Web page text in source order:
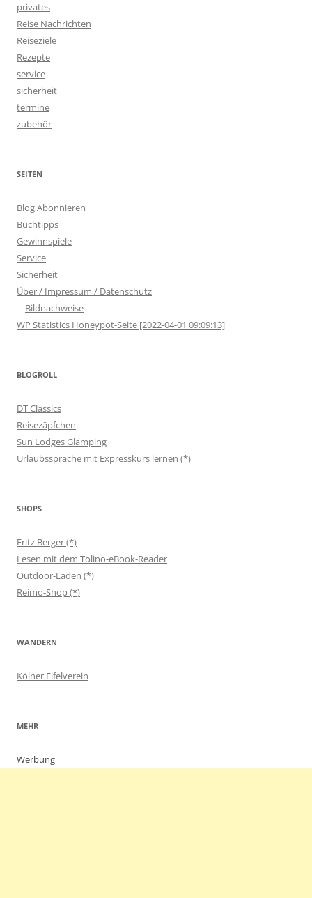
privates
Reise Nachrichten
Reiseziele
Rezepte
service
sicherheit
termine
zubehör
SEITEN
Blog Abonnieren
Buchtipps
Gewinnspiele
Service
Sicherheit
Über / Impressum / Datenschutz
Bildnachweise
WP Statistics Honeypot-Seite [2022-04-01 09:09:13]
BLOGROLL
DT Classics
Reisezäpfchen
Sun Lodges Glamping
Urlaubssprache mit Expresskurs lernen (*)
SHOPS
Fritz Berger (*)
Lesen mit dem Tolino-eBook-Reader
Outdoor-Laden (*)
Reimo-Shop (*)
WANDERN
Kölner Eifelverein
MEHR
Werbung